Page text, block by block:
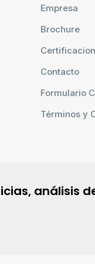
Empresa
Brochure
Contacto
Formulario
Términos y
análisis